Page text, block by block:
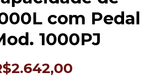
com Pedal
1000PJ